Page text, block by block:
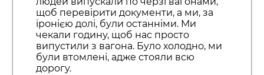
щоб перевірити документи, а ми, за
іронією долі, були останніми. Ми
чекали годину, щоб нас просто
випустили з вагона. Було холодно, ми
були втомлені, адже стояли всю
дорогу.